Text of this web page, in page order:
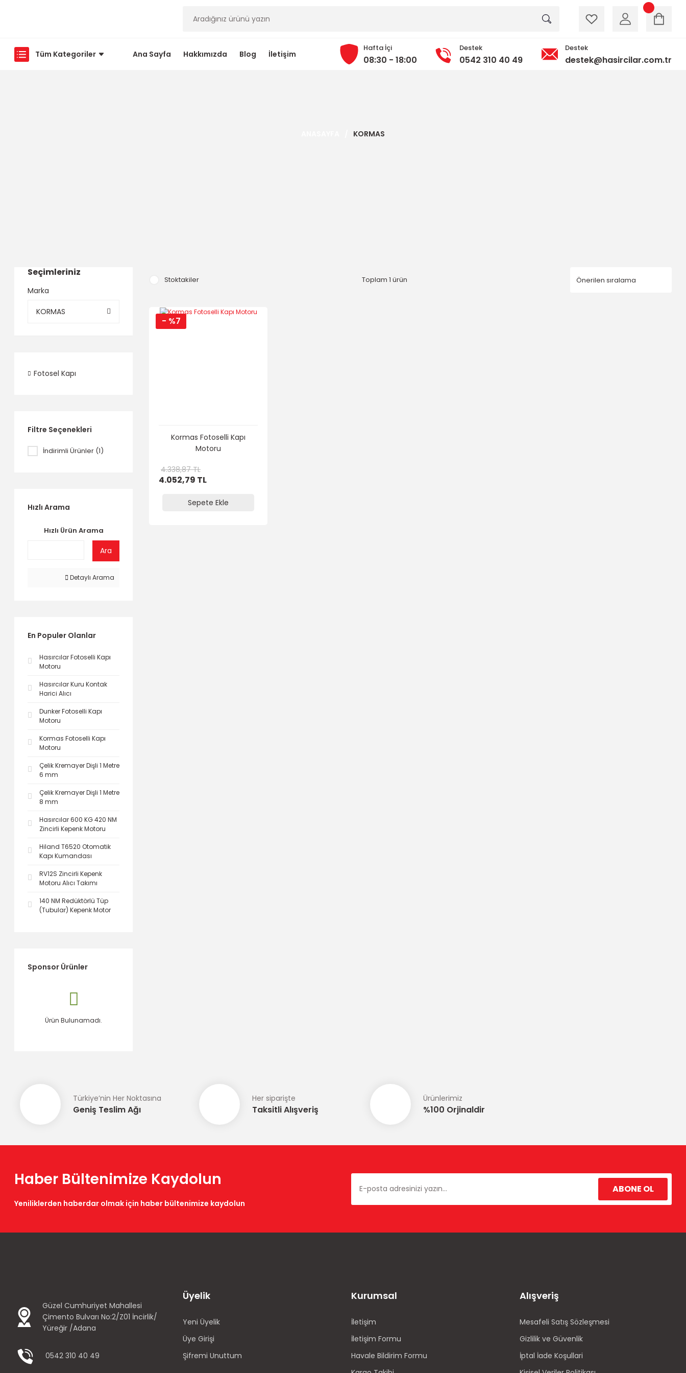
Tüm Kategoriler Ana Sayfa Hakkımızda Blog İletişim
Hafta İçi
08:30 - 18:00
Destek
0542 310 40 49
Destek
destek@hasircilar.com.tr
KORMAS
Seçimleriniz
Marka
KORMAS
Fotosel Kapı
Filtre Seçenekleri
İndirimli Ürünler (1)
Hızlı Arama
Hızlı Ürün Arama
Ara
Detaylı Arama
En Populer Olanlar
Hasırcılar Fotoselli Kapı
Motoru
Hasırcılar Kuru Kontak
Harici Alıcı
Dunker Fotoselli Kapı
Motoru
Kormas Fotoselli Kapı
Motoru
Çelik Kremayer Dişli 1 Metre
6 mm
Çelik Kremayer Dişli 1 Metre
8 mm
Hasırcılar 600 KG 420 NM
Zincirli Kepenk Motoru
Hiland T6520 Otomatik
Kapı Kumandası
RV12S Zincirli Kepenk
Motoru Alıcı Takımı
140 NM Redüktörlü Tüp
(Tubular) Kepenk Motor
Sponsor Ürünler
Ürün Bulunamadı.
Stoktakiler Toplam 1 ürün
- %7
Kormas Fotoselli Kapı
Motoru
4.338,87 TL
4.052,79 TL
Sepete Ekle
Türkiye’nin Her Noktasına
Geniş Teslim Ağı
Her siparişte
Taksitli Alışveriş
Ürünlerimiz
%100 Orjinaldir
Haber Bültenimize Kaydolun
Yeniliklerden haberdar olmak için haber bültenimize kaydolun
ABONE OL
Güzel Cumhuriyet Mahallesi
Çimento Bulvarı No:2/Z01 İncirlik/
Yüreğir /Adana
0542 310 40 49
Üyelik
Yeni Üyelik
Üye Girişi
Şifremi Unuttum
Kurumsal
İletişim
İletişim Formu
Havale Bildirim Formu
Alışveriş
Mesafeli Satış Sözleşmesi
Gizlilik ve Güvenlik
İptal İade Koşullari